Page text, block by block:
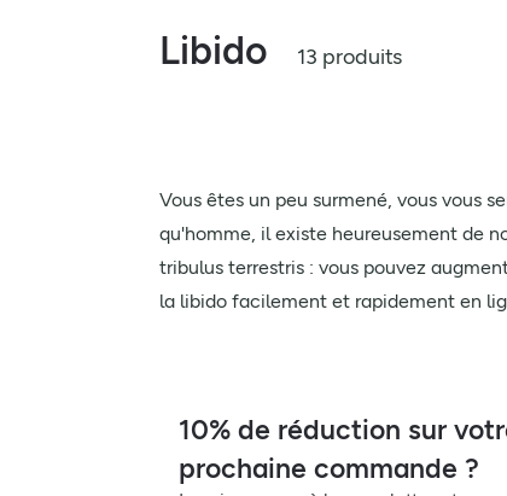
Libido 13 produits
Vous êtes un peu surmené, vous vous
qu'homme, il existe heureusement de
tribulus terrestris : vous pouvez
la libido facilement et rapidement en
10% de réduction sur
prochaine commande ?